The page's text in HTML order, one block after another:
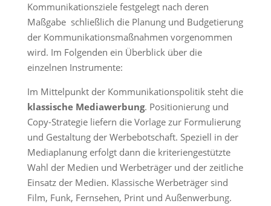
Kommunikationsziele festgelegt nach deren
Maßgabe schließlich die Planung und Budgetierung
der Kommunikationsmaßnahmen vorgenommen
wird. Im Folgenden ein Überblick über die
einzelnen Instrumente:
Im Mittelpunkt der Kommunikationspolitik steht die
klassische Mediawerbung. Positionierung und
Copy-Strategie liefern die Vorlage zur Formulierung
und Gestaltung der Werbebotschaft. Speziell in der
Mediaplanung erfolgt dann die kriteriengestützte
Wahl der Medien und Werbeträger und der zeitliche
Einsatz der Medien. Klassische Werbeträger sind
Film, Funk, Fernsehen, Print und Außenwerbung.